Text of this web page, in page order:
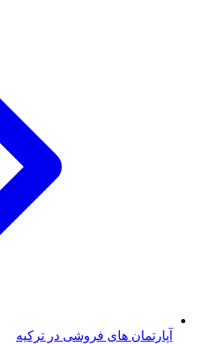
آپارتمان های فروشی در ترکیه